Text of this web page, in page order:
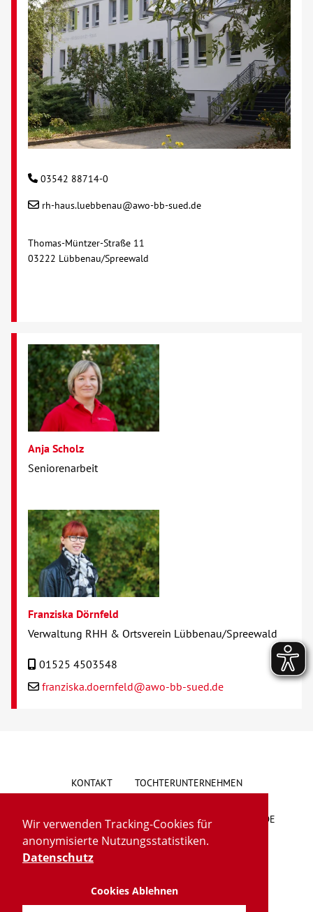
Wir verwenden Tracking-Cookies für
anonymisierte Nutzungsstatistiken.
Datenschutz
Cookies Ablehnen
03542 88714-0
rh-haus.luebbenau@awo-bb-sued.de
Thomas-Müntzer-Straße 11
03222 Lübbenau/Spreewald
Anja Scholz
Seniorenarbeit
Franziska Dörnfeld
Verwaltung RHH & Ortsverein Lübbenau/Spreewald
01525 4503548
franziska.doernfeld@awo-bb-sued.de
KONTAKT TOCHTERUNTERNEHMEN
HINWEISGEBERSYSTEM VORSCHLAG/BESCHWERDE
LIEFERKETTENGESETZ
IMPRESSUM DATENSCHUTZ